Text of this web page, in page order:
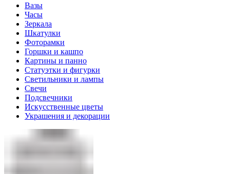
Вазы
Часы
Зеркала
Шкатулки
Фоторамки
Горшки и кашпо
Картины и панно
Статуэтки и фигурки
Светильники и лампы
Свечи
Подсвечники
Искусственные цветы
Украшения и декорации